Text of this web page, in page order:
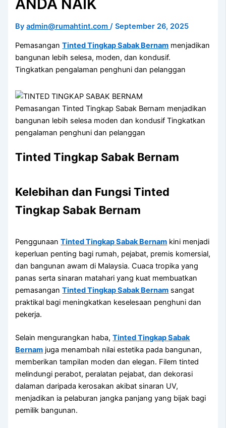
ANDA NAIK
Byadmin@rumahtint.com/September 26, 2025
PemasanganTinted Tingkap Sabak Bernam menjadikan
bangunan lebih selesa, moden, dan kondusif.
Tingkatkan pengalaman penghuni dan pelanggan
Pemasangan Tinted Tingkap Sabak Bernam menjadikan
bangunan lebih selesa moden dan kondusif Tingkatkan
pengalaman penghuni dan pelanggan
Tinted Tingkap Sabak Bernam
Kelebihan dan Fungsi Tinted
Tingkap Sabak Bernam
PenggunaanTinted Tingkap Sabak Bernam kini menjadi
keperluan penting bagi rumah, pejabat, premis komersial,
dan bangunan awam di Malaysia. Cuaca tropika yang
panas serta sinaran matahari yang kuat membuatkan
pemasanganTinted Tingkap Sabak Bernam sangat
praktikal bagi meningkatkan keselesaan penghuni dan
pekerja.
Selain mengurangkan haba,Tinted Tingkap Sabak
Bernam juga menambah nilai estetika pada bangunan,
memberikan tampilan moden dan elegan. Filem tinted
melindungi perabot, peralatan pejabat, dan dekorasi
dalaman daripada kerosakan akibat sinaran UV,
menjadikan ia pelaburan jangka panjang yang bijak bagi
pemilik bangunan.